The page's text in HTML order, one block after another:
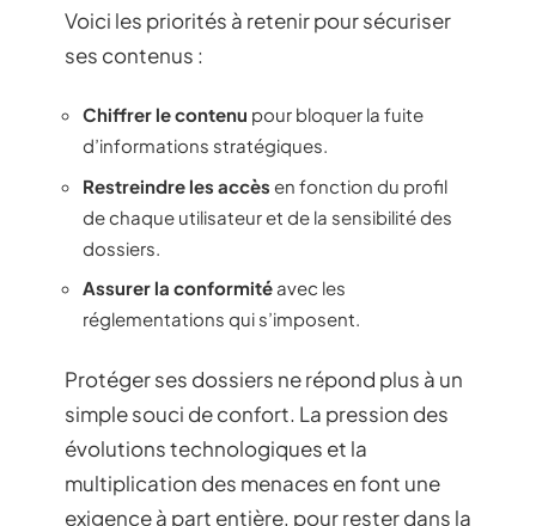
Voici les priorités à retenir pour sécuriser
ses contenus :
Chiffrer le contenu pour bloquer la fuite
d’informations stratégiques.
Restreindre les accès en fonction du profil
de chaque utilisateur et de la sensibilité des
dossiers.
Assurer la conformité avec les
réglementations qui s’imposent.
Protéger ses dossiers ne répond plus à un
simple souci de confort. La pression des
évolutions technologiques et la
multiplication des menaces en font une
exigence à part entière, pour rester dans la